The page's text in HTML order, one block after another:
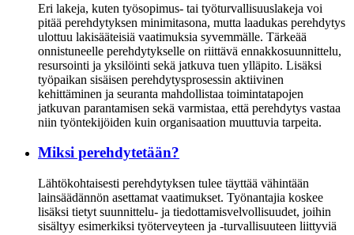
Eri lakeja, kuten työsopimus- tai työturvallisuuslakeja voi
pitää perehdytyksen minimitasona, mutta laadukas perehdytys
ulottuu lakisääteisiä vaatimuksia syvemmälle. Tärkeää
onnistuneelle perehdytykselle on riittävä ennakkosuunnittelu,
resursointi ja yksilöinti sekä jatkuva tuen ylläpito. Lisäksi
työpaikan sisäisen perehdytysprosessin aktiivinen
kehittäminen ja seuranta mahdollistaa toimintatapojen
jatkuvan parantamisen sekä varmistaa, että perehdytys vastaa
niin työntekijöiden kuin organisaation muuttuvia tarpeita.
Miksi perehdytetään?
Lähtökohtaisesti perehdytyksen tulee täyttää vähintään
lainsäädännön asettamat vaatimukset. Työnantajia koskee
lisäksi tietyt suunnittelu- ja tiedottamisvelvollisuudet, joihin
sisältyy esimerkiksi työterveyteen ja -turvallisuuteen liittyviä